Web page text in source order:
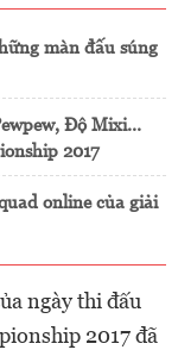
màn đấu súng
Độ Mixi...
2017
online của giải
ngày thi đấu
2017 đã